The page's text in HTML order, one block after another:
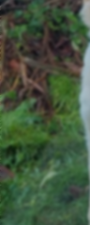
5.8 Monate
5.5 Monate
5.3 Monate
5 Monate
4.8 Monate
4.6 Monate
4.3 Monate
4.1 Monate
3.8 Monate
3.6 Monate